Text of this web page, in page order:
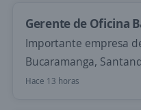
Gerente de Oficina
Importante empresa
Bucaramanga,
Hace 13 horas